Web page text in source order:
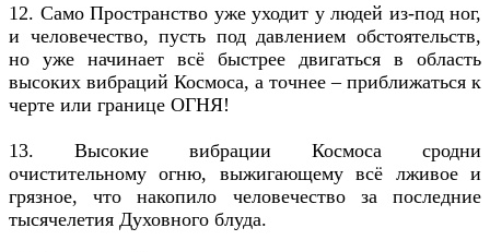
12. Само Пространство уже уходит у людей из-под ног,
и человечество, пусть под давлением обстоятельств,
но уже начинает всё быстрее двигаться в область
высоких вибраций Космоса, а точнее – приближаться к
черте или границе ОГНЯ!
13. Высокие вибрации Космоса сродни
очистительному огню, выжигающему всё лживое и
грязное, что накопило человечество за последние
тысячелетия Духовного блуда.